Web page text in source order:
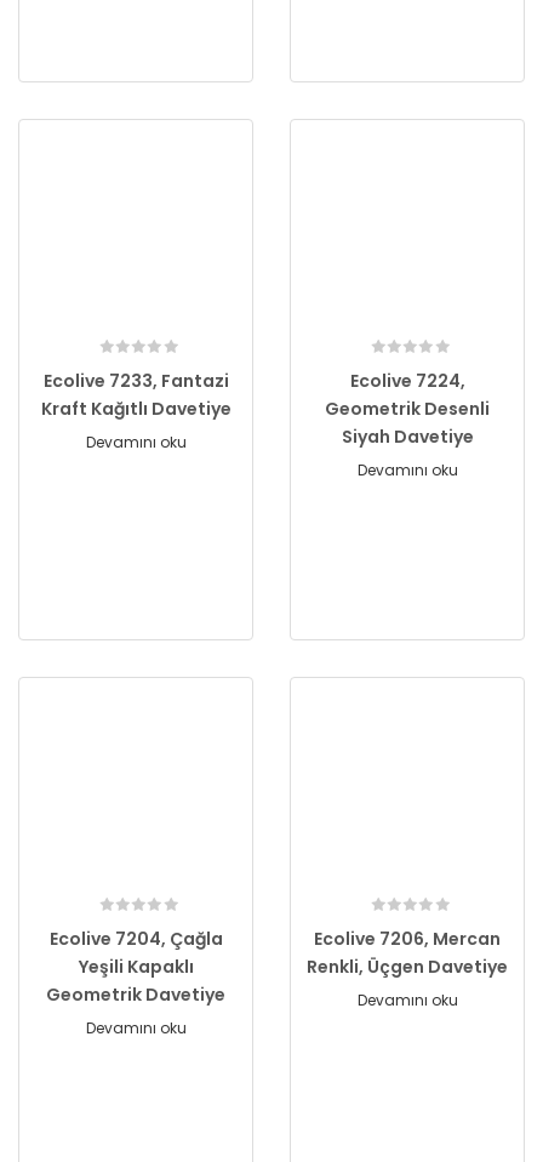
Ecolive 7233, Fantazi
Kraft Kağıtlı Davetiye
Devamını oku
Ecolive 7224,
Geometrik Desenli
Siyah Davetiye
Devamını oku
Ecolive 7204, Çağla
Yeşili Kapaklı
Geometrik Davetiye
Devamını oku
Ecolive 7206, Mercan
Renkli, Üçgen Davetiye
Devamını oku